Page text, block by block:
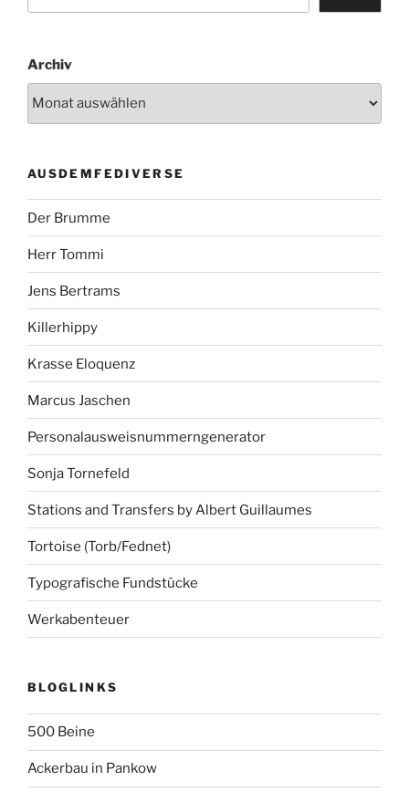
Archiv
AUSDEMFEDIVERSE
Der Brumme
Herr Tommi
Jens Bertrams
Killerhippy
Krasse Eloquenz
Marcus Jaschen
Personalausweisnummerngenerator
Sonja Tornefeld
Stations and Transfers by Albert Guillaumes
Tortoise (Torb/Fednet)
Typografische Fundstücke
Werkabenteuer
BLOGLINKS
500 Beine
Ackerbau in Pankow